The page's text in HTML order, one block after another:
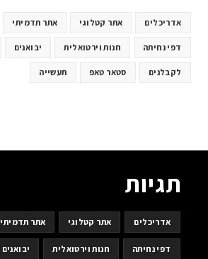
אדריכלים אתר קטלוגי אתר תדמיתי
דפי נחיתה חנות וירטואלית יבואנים
לקבלנים סטאר טאפ תעשייה
תגיות
אדריכלים אתר קטלוגי אתר תדמיתי
דפי נחיתה חנות וירטואלית יבואנים